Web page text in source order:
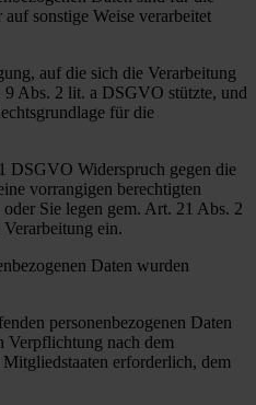
sonstige Weise verarbeitet
auf die sich die Verarbeitung
Abs. 2 lit. a DSGVO stützte, und
für die
DSGVO Widerspruch gegen die
vorrangigen berechtigten
Sie legen gem. Art. 21 Abs. 2
ein.
Daten wurden
personenbezogenen Daten
Verpflichtung nach dem
erforderlich, dem